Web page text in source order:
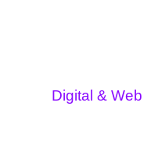
Digital & Web